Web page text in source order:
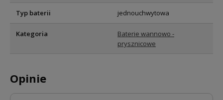
Typ baterii jednouchwytowa
Kategoria
Baterie wannowo -
prysznicowe
Opinie